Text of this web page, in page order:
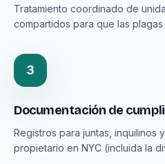
Tratamiento coordinado de
compartidos para que las plagas
3
Documentación de
Registros para juntas, inquilinos
propietario en NYC (incluida la